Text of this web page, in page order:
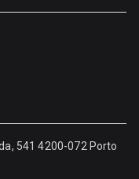
541 4200-072 Porto